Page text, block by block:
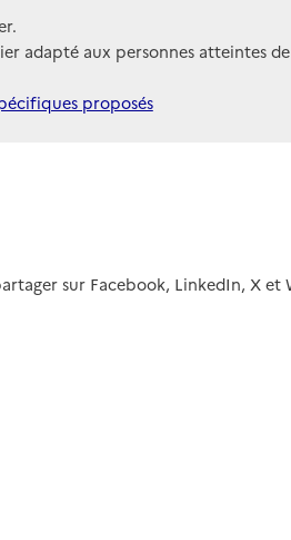
adapté aux personnes atteintes
proposés
X
sur Facebook, LinkedIn, X et